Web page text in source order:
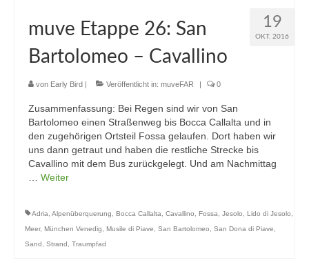
19
OKT. 2016
muve Etappe 26: San
Bartolomeo – Cavallino
von Early Bird Veröffentlicht in: muveFAR 0
Zusammenfassung: Bei Regen sind wir von San
Bartolomeo einen Straßenweg bis Bocca Callalta und in
den zugehörigen Ortsteil Fossa gelaufen. Dort haben wir
uns dann getraut und haben die restliche Strecke bis
Cavallino mit dem Bus zurückgelegt. Und am Nachmittag
… Weiter
Adria, Alpenüberquerung, Bocca Callalta, Cavallino, Fossa, Jesolo, Lido di Jesolo,
Meer, München Venedig, Musile di Piave, San Bartolomeo, San Dona di Piave,
Sand, Strand, Traumpfad